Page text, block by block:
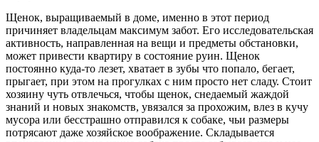
Щенок, выращиваемый в доме, именно в этот период
причиняет владельцам максимум забот. Его исследовательская
активность, направленная на вещи и предметы обстановки,
может привести квартиру в состояние руин. Щенок
постоянно куда-то лезет, хватает в зубы что попало, бегает,
прыгает, при этом на прогулках с ним просто нет сладу. Стоит
хозяину чуть отвлечься, чтобы щенок, снедаемый жаждой
знаний и новых знакомств, увязался за прохожим, влез в кучу
мусора или бесстрашно отправился к собаке, чьи размеры
потрясают даже хозяйское воображение. Складывается